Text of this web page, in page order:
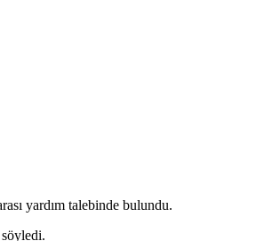
yardım talebinde bulundu.